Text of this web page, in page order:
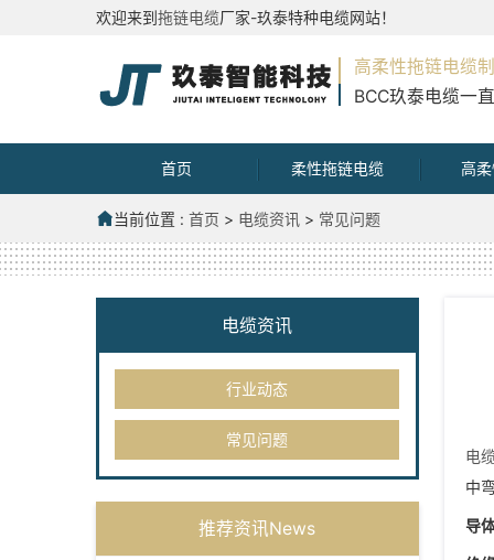
欢迎来到拖链电缆厂家-玖泰特种电缆网站！
高柔性拖链电缆
BCC玖泰电缆一
首页 柔性拖链电缆 高
当前位置 : 首页 > 电缆资讯 > 常见问题
电缆资讯
行业动态
常见问题
推荐资讯News
电
中
导